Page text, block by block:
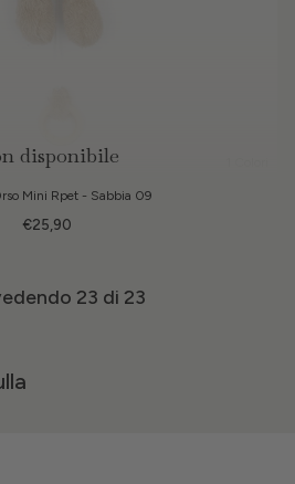
disponibile
Mini Rpet - Sabbia 09
€25,90
23 di 23